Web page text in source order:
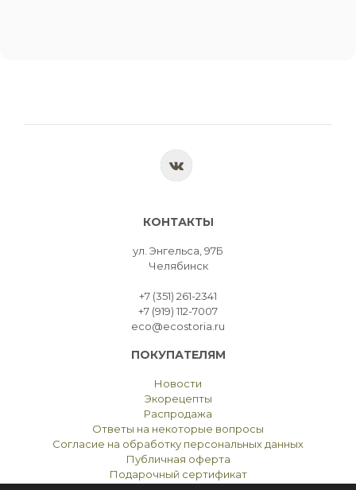
КОНТАКТЫ
ул. Энгельса, 97Б
Челябинск
+7 (351) 261-2341
+7 (919) 112-7007
eco@ecostoria.ru
ПОКУПАТЕЛЯМ
Новости
Экорецепты
Распродажа
Ответы на некоторые вопросы
Согласие на обработку персональных данных
Публичная оферта
Подарочный сертификат